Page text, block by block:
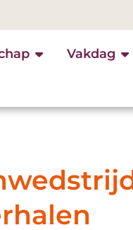
Vakdag